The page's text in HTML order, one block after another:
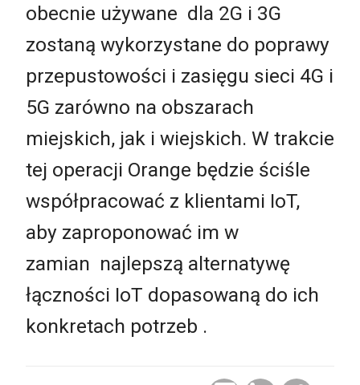
obecnie używane dla 2G i 3G
zostaną wykorzystane do poprawy
przepustowości i zasięgu sieci 4G i
5G zarówno na obszarach
miejskich, jak i wiejskich. W trakcie
tej operacji Orange będzie ściśle
współpracować z klientami IoT,
aby zaproponować im w
zamian najlepszą alternatywę
łączności IoT dopasowaną do ich
konkretach potrzeb .